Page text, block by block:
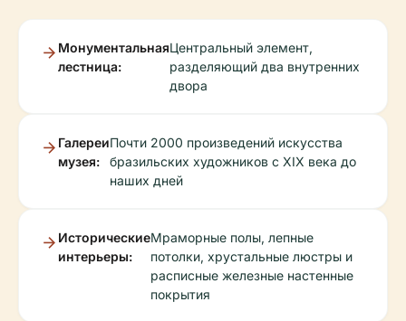
Монументальная
лестница:
Центральный элемент,
разделяющий два внутренних
двора
Галереи
музея:
Почти 2000 произведений искусства
бразильских художников с XIX века до
наших дней
Исторические
интерьеры:
Мраморные полы, лепные
потолки, хрустальные люстры и
расписные железные настенные
покрытия